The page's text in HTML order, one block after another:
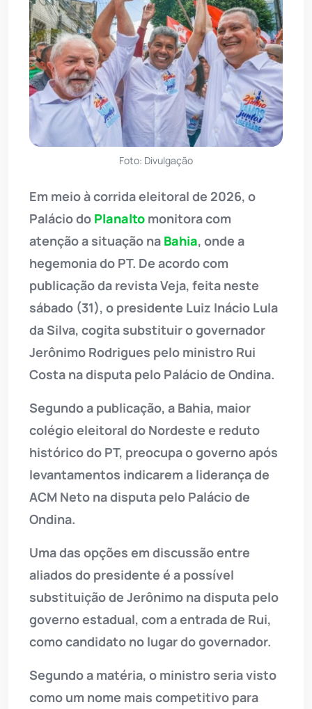
Foto: Divulgação
Em meio à corrida eleitoral de 2026, o
Palácio do Planalto monitora com
atenção a situação na Bahia, onde a
hegemonia do PT. De acordo com
publicação da revista Veja, feita neste
sábado (31), o presidente Luiz Inácio Lula
da Silva, cogita substituir o governador
Jerônimo Rodrigues pelo ministro Rui
Costa na disputa pelo Palácio de Ondina.
Segundo a publicação, a Bahia, maior
colégio eleitoral do Nordeste e reduto
histórico do PT, preocupa o governo após
levantamentos indicarem a liderança de
ACM Neto na disputa pelo Palácio de
Ondina.
Uma das opções em discussão entre
aliados do presidente é a possível
substituição de Jerônimo na disputa pelo
governo estadual, com a entrada de Rui,
como candidato no lugar do governador.
Segundo a matéria, o ministro seria visto
como um nome mais competitivo para